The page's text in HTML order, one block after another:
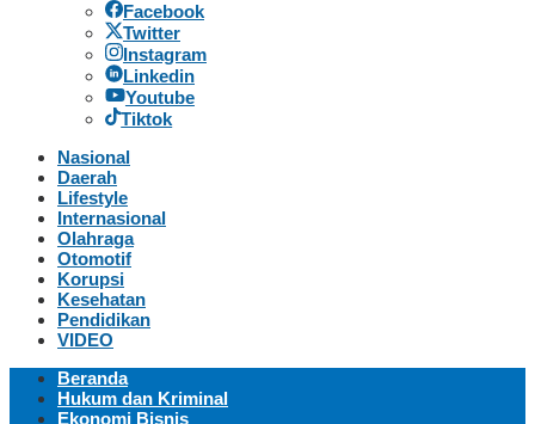
Facebook
Twitter
Instagram
Linkedin
Youtube
Tiktok
Nasional
Daerah
Lifestyle
Internasional
Olahraga
Otomotif
Korupsi
Kesehatan
Pendidikan
VIDEO
Beranda
Hukum dan Kriminal
Ekonomi Bisnis